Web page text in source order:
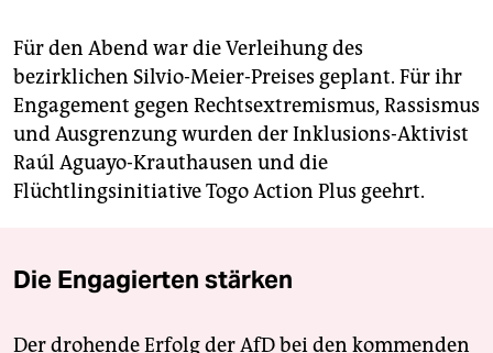
Für den Abend war die Verleihung des
bezirklichen Silvio-Meier-Preises geplant. Für ihr
Engagement gegen Rechtsextremismus, Rassismus
und Ausgrenzung wurden der Inklusions-Aktivist
Raúl Aguayo-Krauthausen und die
Flüchtlingsinitiative Togo Action Plus geehrt.
Die Engagierten stärken
Der drohende Erfolg der AfD bei den kommenden